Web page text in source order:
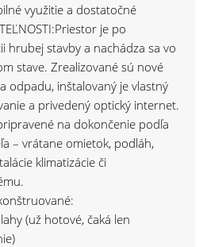
využitie a dostatočné
je po
hrubej stavby a nachádza sa vo
stave. Zrealizované sú nové
odpadu, inštalovaný je vlastný
a privedený optický internet.
na dokončenie podľa
– vrátane omietok, podláh,
klimatizácie či
(už hotové, čaká len